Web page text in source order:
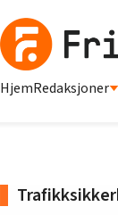
HjemRedaksjoner